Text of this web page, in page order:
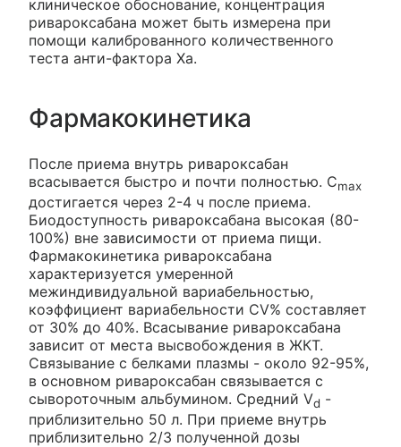
клиническое обоснование, концентрация
ривароксабана может быть измерена при
помощи калиброванного количественного
теста анти-фактора Ха.
Фармакокинетика
После приема внутрь ривароксабан
всасывается быстро и почти полностью. Cmax
достигается через 2-4 ч после приема.
Биодоступность ривароксабана высокая (80-
100%) вне зависимости от приема пищи.
Фармакокинетика ривароксабана
характеризуется умеренной
межиндивидуальной вариабельностью,
коэффициент вариабельности CV% составляет
от 30% до 40%. Всасывание ривароксабана
зависит от места высвобождения в ЖКТ.
Связывание с белками плазмы - около 92-95%,
в основном ривароксабан связывается с
сывороточным альбумином. Средний Vd -
приблизительно 50 л. При приеме внутрь
приблизительно 2/3 полученной дозы